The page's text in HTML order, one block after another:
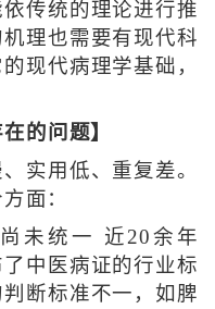
传统的理论进行推
理也需要有现代科
现代病理学基础，
的问题】
用低、重复差。
面：
统一 近20余年
中医病证的行业标
断标准不一，如脾